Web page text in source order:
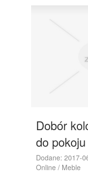
Dobór
do
Dodane: 2017-
Online / Meble